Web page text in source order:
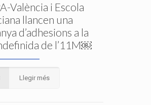
València i Escola
llancen una
d’adhesions a la
de l’11M￼
Llegir més